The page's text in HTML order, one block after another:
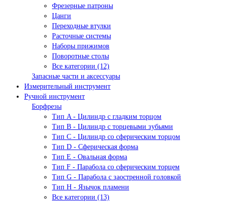
Фрезерные патроны
Цанги
Переходные втулки
Расточные системы
Наборы прижимов
Поворотные столы
Все категории (12)
Запасные части и аксессуары
Измерительный инструмент
Ручной инструмент
Борфрезы
Тип A - Цилиндр с гладким торцом
Тип В - Цилиндр с торцевыми зубьями
Тип С - Цилиндр со сферическим торцом
Тип D - Сферическая форма
Тип Е - Овальная форма
Тип F - Парабола со сферическим торцем
Тип G - Парабола с заостренной головкой
Тип H - Язычок пламени
Все категории (13)